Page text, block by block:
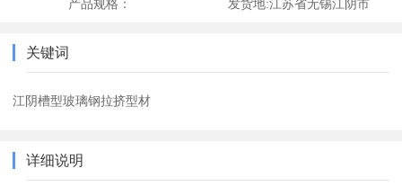
产品规格： 发货地:江苏省无锡江阴市
关键词
江阴槽型玻璃钢拉挤型材
详细说明